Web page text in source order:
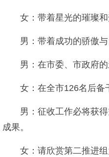
女：带着星光的璀璨和
男：带着成功的骄傲与
男：在市委、市政府
女：在全市126名后备
男：征收工作必将获
成果。
女：请欣赏第二推进